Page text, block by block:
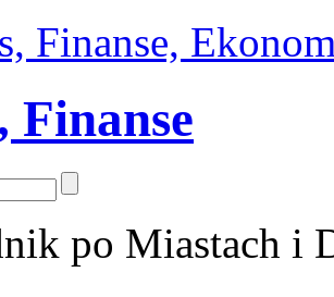
Finanse,
Finanse
po Miastach i